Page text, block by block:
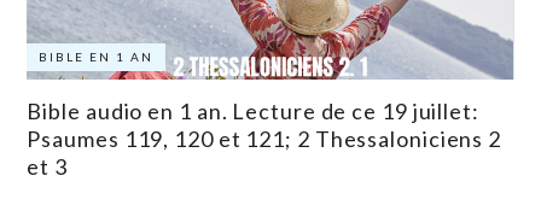
BIBLE EN 1 AN
Bible audio en 1 an. Lecture de ce 19 juillet:
Psaumes 119, 120 et 121; 2 Thessaloniciens 2
et 3